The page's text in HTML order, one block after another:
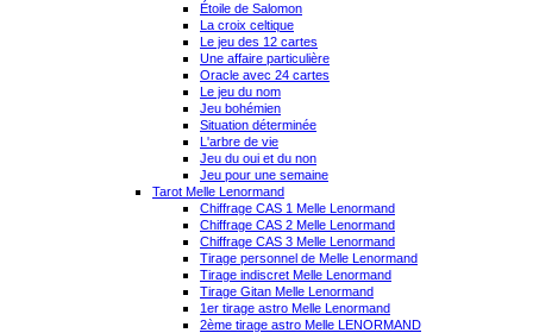
Étoile de Salomon
La croix celtique
Le jeu des 12 cartes
Une affaire particulière
Oracle avec 24 cartes
Le jeu du nom
Jeu bohémien
Situation déterminée
L'arbre de vie
Jeu du oui et du non
Jeu pour une semaine
Tarot Melle Lenormand
Chiffrage CAS 1 Melle Lenormand
Chiffrage CAS 2 Melle Lenormand
Chiffrage CAS 3 Melle Lenormand
Tirage personnel de Melle Lenormand
Tirage indiscret Melle Lenormand
Tirage Gitan Melle Lenormand
1er tirage astro Melle Lenormand
2ème tirage astro Melle LENORMAND